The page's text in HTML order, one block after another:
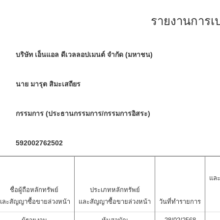
รายงานการ
บริษัท เอ็นแอล ดีเวลลอปเมนต์ จำกัด (มหาชน)
นาย มารุต สิมะเสถียร
กรรมการ (ประธานกรรมการ/กรรมการอิสระ)
592002762502
ชื่อผู้ถือหลักทรัพย์
ละสัญญาซื้อขายล่วงหน้า
ประเภทหลักทรัพย์
และสัญญาซื้อขายล่วงหน้า
วันที่ทำรายการ
แล